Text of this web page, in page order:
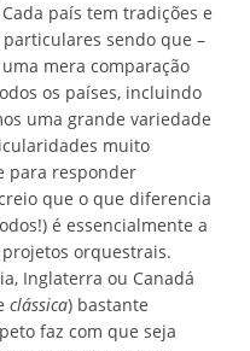
país tem tradições e
sendo que –
mera comparação
os países, incluindo
uma grande variedade
muito
para responder
que o que diferencia
é essencialmente a
orquestrais.
Inglaterra ou Canadá
clássica) bastante
faz com que seja